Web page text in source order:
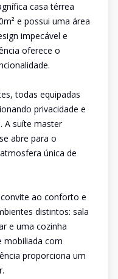
casa térrea
e possui uma área
impecável e
oferece o
todas equipadas
privacidade e
A suíte master
abre para o
única de
ao conforto e
distintos: sala
e uma cozinha
mobiliada com
proporciona um